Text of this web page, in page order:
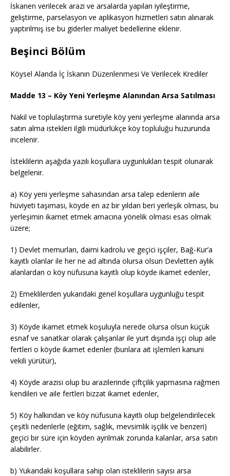
İskanen verilecek arazi ve arsalarda yapılan iyileştirme,
geliştirme, parselasyon ve aplikasyon hizmetleri satın alınarak
yaptırılmış ise bu giderler maliyet bedellerine eklenir.
Beşinci Bölüm
Köysel Alanda İç İskanın Düzenlenmesi Ve Verilecek Krediler
Madde 13 – Köy Yeni Yerleşme Alanından Arsa Satılması
Nakil ve toplulaştırma suretiyle köy yeni yerleşme alanında arsa
satın alma istekleri ilgili müdürlükçe köy topluluğu huzurunda
incelenir.
İsteklilerin aşağıda yazılı koşullara uygunlukları tespit olunarak
belgelenir.
a) Köy yeni yerleşme sahasından arsa talep edenlerin aile
hüviyeti taşıması, köyde en az bir yıldan beri yerleşik olması, bu
yerleşimin ikamet etmek amacına yönelik olması esas olmak
üzere;
1) Devlet memurları, daimi kadrolu ve geçici işçiler, Bağ-Kur’a
kayıtlı olanlar ile her ne ad altında olursa olsun Devletten aylık
alanlardan o köy nüfusuna kayıtlı olup köyde ikamet edenler,
2) Emeklilerden yukarıdaki genel koşullara uygunluğu tespit
edilenler,
3) Köyde ikamet etmek koşuluyla nerede olursa olsun küçük
esnaf ve sanatkar olarak çalışanlar ile yurt dışında işçi olup aile
fertleri o köyde ikamet edenler (bunlara ait işlemleri kanuni
vekili yürütür),
4) Köyde arazisi olup bu arazilerinde çiftçilik yapmasına rağmen
kendileri ve aile fertleri bizzat ikamet edenler,
5) Köy halkından ve köy nüfusuna kayıtlı olup belgelendirilecek
çeşitli nedenlerle (eğitim, sağlık, mevsimlik işçilik ve benzeri)
geçici bir süre için köyden ayrılmak zorunda kalanlar, arsa satın
alabilirler.
b) Yukarıdaki koşullara sahip olan isteklilerin sayısı arsa